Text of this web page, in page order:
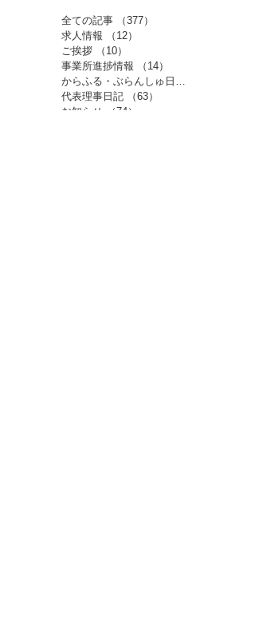
全ての記事 （377）
求人情報
（12）
ご挨拶
（10）
事業所進捗情報
（14）
からふる・ぶらんしゅ日記
代表理事日記
（63）
お知らせ
（74）